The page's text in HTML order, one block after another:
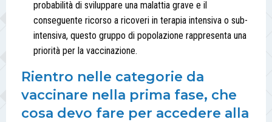
probabilità di sviluppare una malattia grave e il
conseguente ricorso a ricoveri in terapia intensiva o sub-
intensiva, questo gruppo di popolazione rappresenta una
priorità per la vaccinazione.
Rientro nelle categorie da
vaccinare nella prima fase, che
cosa devo fare per accedere alla